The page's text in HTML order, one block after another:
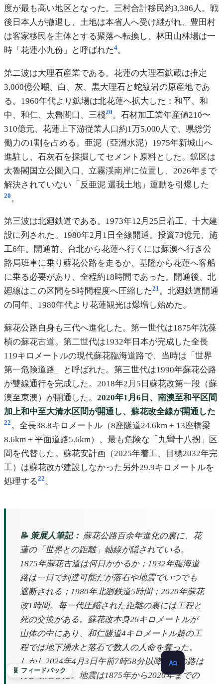
度が最も高い地区となった。三村合計移民約3,386人。戦
後日本人が撤退し、土地は本省人へ受け継がれ、豊田村
は客家移民を主体とする聚落へ転換し、林田山林場は一
時「花蓮小九份」と呼ばれた4。
第二波は大理石産業である。花蓮の大理石鉱蔵は推定
3,000億公噸、白、灰、黒大理石と蛇紋岩の原産地であ
る。1960年代より鉱場は北花蓮へ拡大した：和平、和
中、和仁、太魯閣口、三棧20。石材加工業年産値210〜
310億元、花蓮上下游従業人口約1万5,000人で、県総労
働力の1割を占める。亜泥（亞洲水泥）1975年新城山へ
進駐し、石灰石を採掘してセメント原料とした。鉱区は
太魯閣国立公園入口、立霧渓南岸に位置し、2026年まで
解決されていない「反亜泥 還我土地」運動を引爆した
20。
第三波は北廻鉄道である。1973年12月25日着工、十大建
設に列された。1980年2月1日全線開通。投資73億元、施
工6年。開通前、台北から花蓮へ行くには蘇澳へ行き公
路局班車に乗り蘇花公路を走るか、基隆から花蓮へ客船
に乗る必要があり、全程約18時間であった。開通後、北
廻線はこの区間を5時間程度へ圧縮した21。北廻鉄道開通
の同年、1980年代より花蓮観光は爆増し始めた。
蘇花公路自身も三代へ進化した。第一世代は1875年沈葆
楨の蘇花古道。第二世代は1932年日本が完成した全長
119キロメートルの現代蘇花臨海道路で、当時は「世界
第一危険道路」と呼ばれた。第三世代は1990年蘇花公路
が雙線通行を完成した。2018年2月5日蘇花改第一段（蘇
澳至東澳）が開通した。 2020年1月6日、南澳至和平区間
加上和中至大清水区間が開通し、蘇花改全線が開通した
22。全長38.8キロメートル（8座隧道24.6km + 13座橋梁
8.6km + 平面道路5.6km）、最も危険な「九彎十八拐」区
間を代替した。蘇花安計画（2025年着工、目標2032年完
工）は蘇花改が建設しなかった另外29.9キロメートルを
処理する22。
📝 策展人筆記： 蘇花公路百余年進化の裏に、花
蓮の「世界との距離」軸線が隠されている。
1875年蘇花古道は何日かかるか；1932年臨海道
路は一日で到達可能だが落石や地震でいつでも
遮断される；1980年北廻鉄道5時間；2020年蘇花
改1時間。每一代圧縮された距離の裏には工程と
死の交換がある。蘇花改本身26キロメートルが
山体の中にあり、和仁隧道4キロメートル超の工
程では地下湧水と落石で数人の人命を奪った。
しかし2024年4月3日午前7時58分以降、この路は
再び断絶した。地震は1875年から2020年までの
🧬 フィードバック